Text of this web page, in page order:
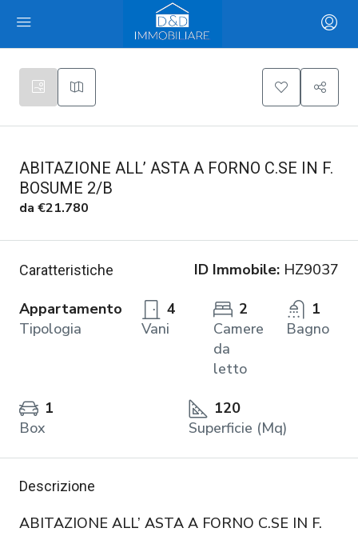
ABITAZIONE ALL’ ASTA A FORNO C.SE IN F.
BOSUME 2/B
da €21.780
Caratteristiche ID Immobile: HZ9037
Appartamento
Tipologia
4
Vani
2
Camere
da
letto
1
Bagno
1
Box
120
Superficie (Mq)
Descrizione
ABITAZIONE ALL’ ASTA A FORNO C.SE IN F.